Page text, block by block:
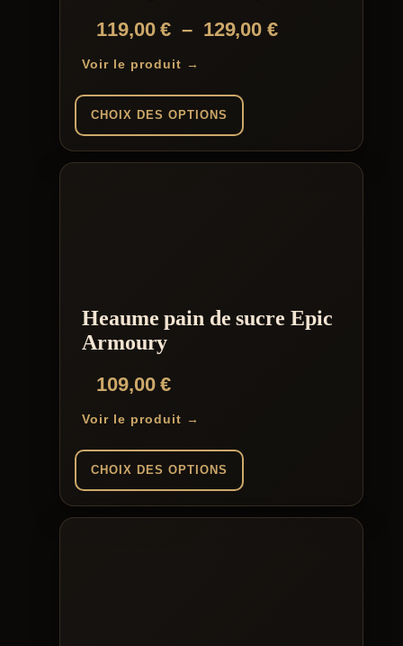
119,00€ – 129,00€Plage
129,00 €
Voir le produit →
CHOIX DES OPTIONS
produit
page
Heaume pain de sucre Epic
Armoury
109,00€
Voir le produit →
CHOIX DES OPTIONS
produit